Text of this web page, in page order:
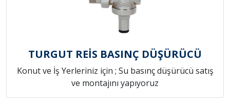
TURGUT REİS BASINÇ DÜŞÜRÜCÜ
Konut ve İş Yerleriniz için ; Su basınç düşürücü satış
ve montajını yapıyoruz